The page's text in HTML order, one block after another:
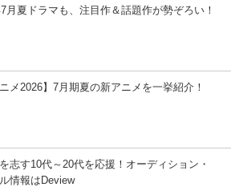
月夏ドラマも、注目作＆話題作が勢ぞろい！
ニメ2026】7月期夏の新アニメを一挙紹介！
志す10代～20代を応援！オーディション・
情報はDeview